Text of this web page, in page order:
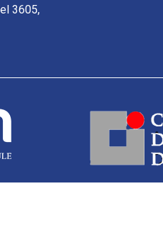
3605,